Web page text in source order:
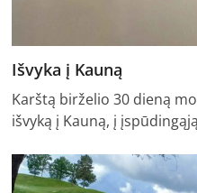
Išvyka į Kauną
Karštą birželio 30 dieną
išvyką į Kauną, į